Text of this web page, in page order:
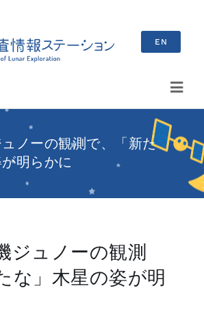
EN
ノーの観測で、「新た
明らかに
ジュノーの観測
な」木星の姿が明